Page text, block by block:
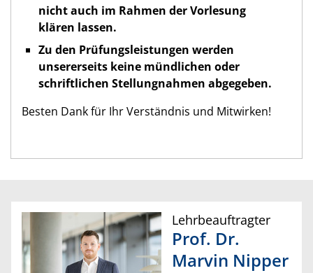
nicht auch im Rahmen der Vorlesung
klären lassen.
Zu den Prüfungsleistungen werden
unsererseits keine mündlichen oder
schriftlichen Stellungnahmen abgegeben.
Besten Dank für Ihr Verständnis und Mitwirken!
Lehrbeauftragter
Prof. Dr.
Marvin Nipper